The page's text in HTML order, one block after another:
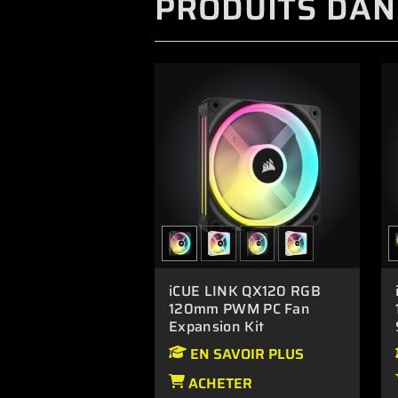
Il se peut que Murals vous
cliquant sur l'indicateur
Veuillez vérifier si la
Warp sera désactivé si la
pour une utilisation
iCUE LINK QX120 RGB
120mm PWM PC Fan
Expansion Kit
EN SAVOIR PLUS
ACHETER